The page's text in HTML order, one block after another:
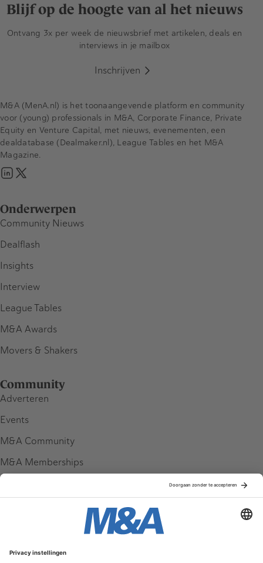
Blijf op de hoogte van al het nieuws
Ontvang 3x per week de nieuwsbrief met artikelen, deals en
interviews in je mailbox
Inschrijven
Onderwerpen
Community Nieuws
Dealflash
Insights
Interview
League Tables
M&A Awards
Movers & Shakers
Community
Adverteren
Events
M&A Community
M&A Memberships
Service & Contact
M&A (MenA.nl) is het toonaangevende platform en community
voor (young) professionals in M&A, Corporate Finance, Private
Equity en Venture Capital, met nieuws, evenementen, een
dealdatabase (Dealmaker.nl), League Tables en het M&A
Magazine.